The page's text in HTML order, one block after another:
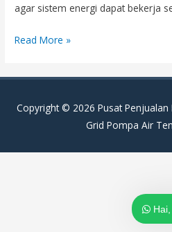
agar sistem energi dapat bekerja
Cara
Kapasitas
untuk
Read More »
Copyright © 2026 Pusat Penjualan
Grid Pompa Air